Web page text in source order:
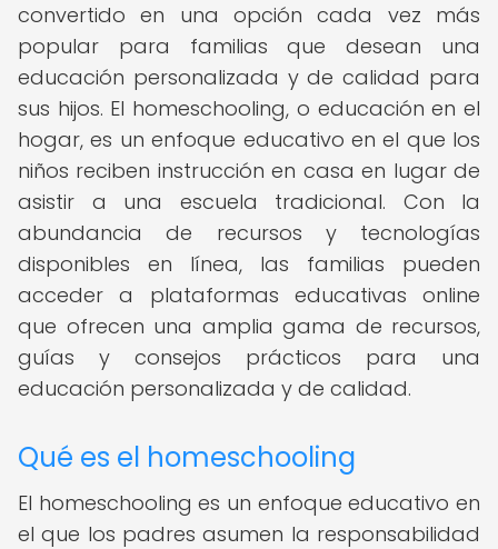
convertido en una opción cada vez más
popular para familias que desean una
educación personalizada y de calidad para
sus hijos. El homeschooling, o educación en el
hogar, es un enfoque educativo en el que los
niños reciben instrucción en casa en lugar de
asistir a una escuela tradicional. Con la
abundancia de recursos y tecnologías
disponibles en línea, las familias pueden
acceder a plataformas educativas online
que ofrecen una amplia gama de recursos,
guías y consejos prácticos para una
educación personalizada y de calidad.
Qué es el homeschooling
El homeschooling es un enfoque educativo en
el que los padres asumen la responsabilidad